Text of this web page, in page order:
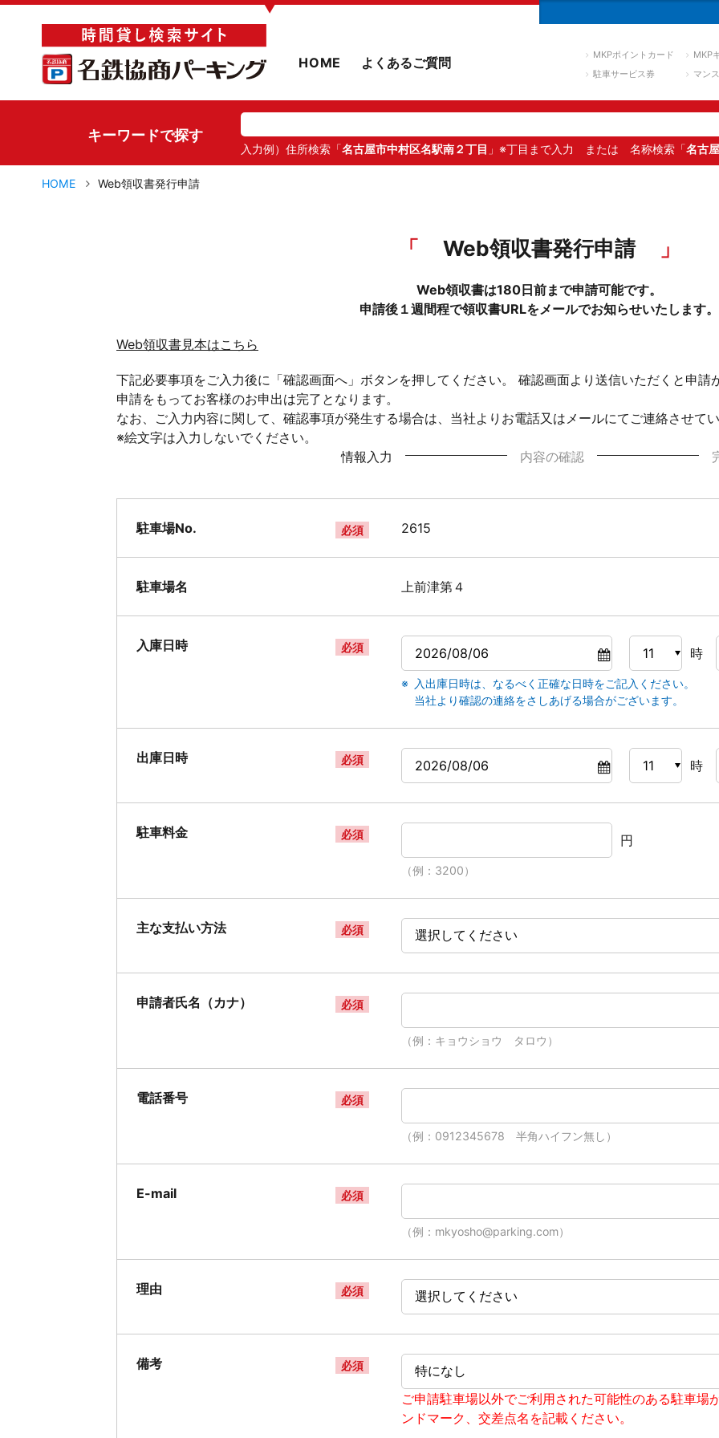
▼
HOME よくあるご質問 MKPポイントカード
MKP
駐車サービス券
マン
キーワードで探す
入力例）住所検索「名古屋市中村区名駅南２丁目 」※丁目まで入力 または 名称検索「名古
HOME Web領収書発行申請
Web領収書発行申請
Web領収書は180日前まで申請可能です。
申請後１週間程で領収書URLをメールでお知らせいたします。
Web領収書見本はこちら
下記必要事項をご入力後に「確認画面へ」ボタンを押してください。 確認画面より送信いただくと申請
申請をもってお客様のお申出は完了となります。
なお、ご入力内容に関して、確認事項が発生する場合は、当社よりお電話又はメールにてご連絡させて
※絵文字は入力しないでください。
情報入力
内容の確認
駐車場No. 必須 2615
駐車場名 上前津第４
入庫日時 必須 時
入出庫日時は、なるべく正確な日時をご記入ください。
当社より確認の連絡をさしあげる場合がございます。
出庫日時 必須 時
駐車料金 必須 円
（例：3200）
主な支払い方法 必須
申請者氏名（カナ） 必須
（例：キョウショウ タロウ）
電話番号 必須
（例：0912345678 半角ハイフン無し）
E-mail 必須
（例：mkyosho@parking.com）
理由 必須
備考 必須
ご申請駐車場以外でご利用された可能性のある駐車場
ンドマーク、交差点名を記載ください。